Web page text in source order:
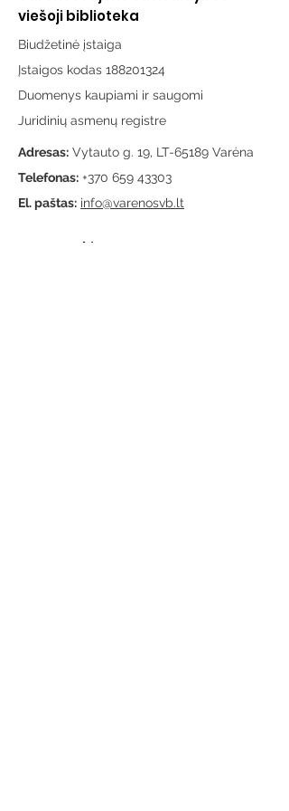
viešoji biblioteka
Biudžetinė įstaiga
Įstaigos kodas 188201324
Duomenys kaupiami ir saugomi
Juridinių asmenų registre
Adresas: Vytauto g. 19, LT-65189 Varėna
Telefonas: +370 659 43303
El. paštas: info@varenosvb.lt
Draugaukime